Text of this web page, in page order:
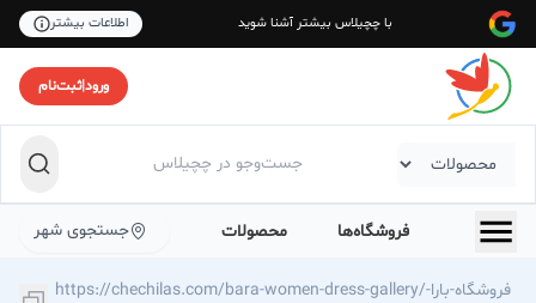
با چچیلاس بیشتر آشنا شوید اطلاعات بیشتر
ورود|ثبت‌نام
فروشگاه‌ها محصولات جستجوی شهر
https://chechilas.com/bara-women-dress-gallery/فروشگاه-بارا-